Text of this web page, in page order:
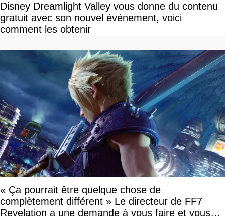
Disney Dreamlight Valley vous donne du contenu
gratuit avec son nouvel événement, voici
comment les obtenir
« Ça pourrait être quelque chose de
complètement différent » Le directeur de FF7
Revelation a une demande à vous faire et vous